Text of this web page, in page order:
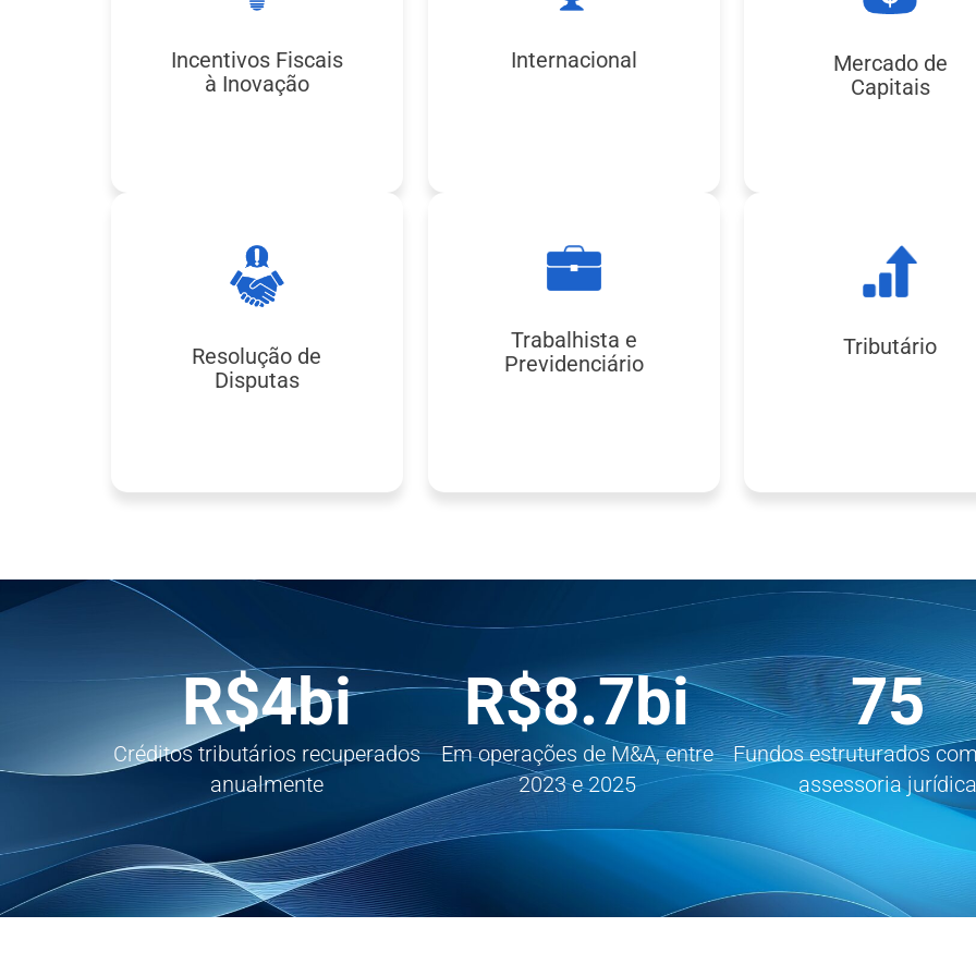
Incentivos Fiscais
à Inovação
Internacional
Mercado de
Capitais
Resolução de
Disputas
Trabalhista e
Previdenciário
Tributário
Créditos tributários recuperados
anualmente
R$4bi
Em operações de M&A, entre
2023 e 2025
R$8.7bi
Fundos estruturados
assessoria jurídica
75